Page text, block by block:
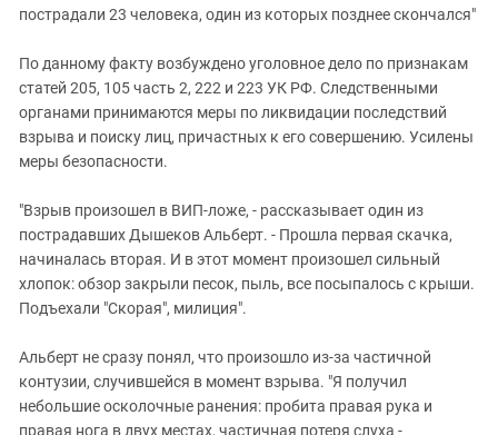
пострадали 23 человека, один из которых позднее скончался"
По данному факту возбуждено уголовное дело по признакам
статей 205, 105 часть 2, 222 и 223 УК РФ. Следственными
органами принимаются меры по ликвидации последствий
взрыва и поиску лиц, причастных к его совершению. Усилены
меры безопасности.
"Взрыв произошел в ВИП-ложе, - рассказывает один из
пострадавших Дышеков Альберт. - Прошла первая скачка,
начиналась вторая. И в этот момент произошел сильный
хлопок: обзор закрыли песок, пыль, все посыпалось с крыши.
Подъехали "Скорая", милиция".
Альберт не сразу понял, что произошло из-за частичной
контузии, случившейся в момент взрыва. "Я получил
небольшие осколочные ранения: пробита правая рука и
правая нога в двух местах, частичная потеря слуха -